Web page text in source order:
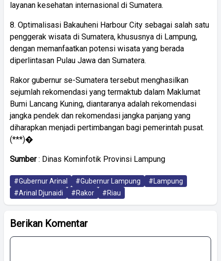
layanan kesehatan internasional di Sumatera.
8. Optimalisasi Bakauheni Harbour City sebagai salah satu
penggerak wisata di Sumatera, khususnya di Lampung,
dengan memanfaatkan potensi wisata yang berada
diperlintasan Pulau Jawa dan Sumatera.
Rakor gubernur se-Sumatera tersebut menghasilkan
sejumlah rekomendasi yang termaktub dalam Maklumat
Bumi Lancang Kuning, diantaranya adalah rekomendasi
jangka pendek dan rekomendasi jangka panjang yang
diharapkan menjadi pertimbangan bagi pemerintah pusat.
(***)�
Sumber: Dinas Kominfotik Provinsi Lampung
#Gubernur Arinal #Gubernur Lampung
#Lampung
#Arinal Djunaidi
#Rakor #Riau
Berikan Komentar